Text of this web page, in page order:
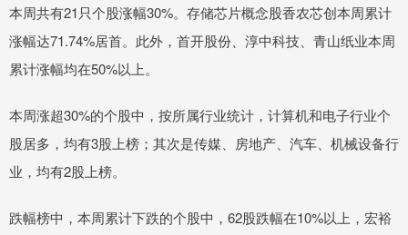
本周共有21只个股涨幅30%。存储芯片概念股香农芯创本周累计
涨幅达71.74%居首。此外，首开股份、淳中科技、青山纸业本周
累计涨幅均在50%以上。
本周涨超30%的个股中，按所属行业统计，计算机和电子行业个
股居多，均有3股上榜；其次是传媒、房地产、汽车、机械设备行
业，均有2股上榜。
跌幅榜中，本周累计下跌的个股中，62股跌幅在10%以上，宏裕